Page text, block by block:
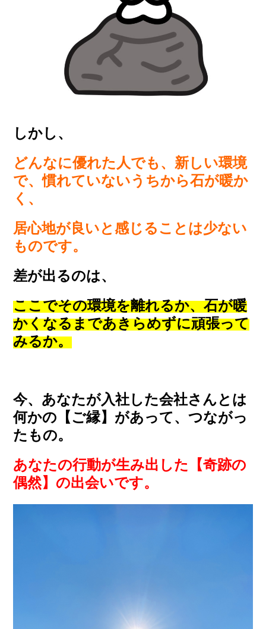
しかし、
どんなに優れた人でも、新しい環境
で、慣れていないうちから石が暖か
く、
居心地が良いと感じることは少ない
ものです。
差が出るのは、
ここでその環境を離れるか、石が暖
かくなるまであきらめずに頑張って
みるか。
今、あなたが入社した会社さんとは
何かの【ご縁】があって、つながっ
たもの。
あなたの行動が生み出した【奇跡の
偶然】の出会いです。